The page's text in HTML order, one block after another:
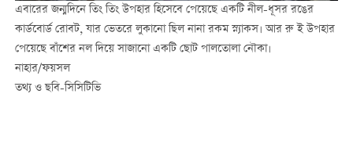
এবারের জন্মদিনে তিং তিং উপহার হিসেবে পেয়েছে একটি নীল-ধূসর রঙের
কার্ডবোর্ড রোবট, যার ভেতরে লুকানো ছিল নানা রকম স্ন্যাকস। আর রু ই উপহার
পেয়েছে বাঁশের নল দিয়ে সাজানো একটি ছোট পালতোলা নৌকা।
নাহার/ফয়সল
তথ্য ও ছবি-সিসিটিভি